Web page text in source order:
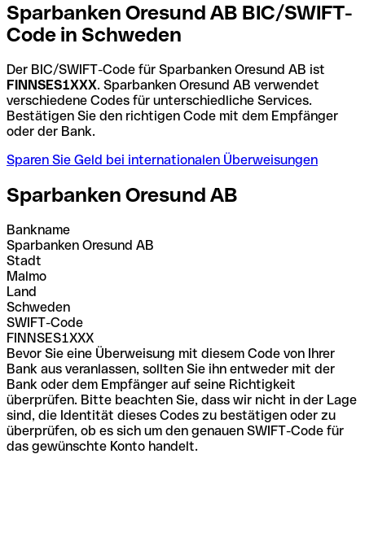
Sparbanken Oresund AB BIC/SWIFT-
Code in Schweden
Der BIC/SWIFT-Code für Sparbanken Oresund AB ist
FINNSES1XXX. Sparbanken Oresund AB verwendet
verschiedene Codes für unterschiedliche Services.
Bestätigen Sie den richtigen Code mit dem Empfänger
oder der Bank.
Sparen Sie Geld bei internationalen Überweisungen
Sparbanken Oresund AB
Bankname
Sparbanken Oresund AB
Stadt
Malmo
Land
Schweden
SWIFT-Code
FINNSES1XXX
Bevor Sie eine Überweisung mit diesem Code von Ihrer
Bank aus veranlassen, sollten Sie ihn entweder mit der
Bank oder dem Empfänger auf seine Richtigkeit
überprüfen. Bitte beachten Sie, dass wir nicht in der Lage
sind, die Identität dieses Codes zu bestätigen oder zu
überprüfen, ob es sich um den genauen SWIFT-Code für
das gewünschte Konto handelt.